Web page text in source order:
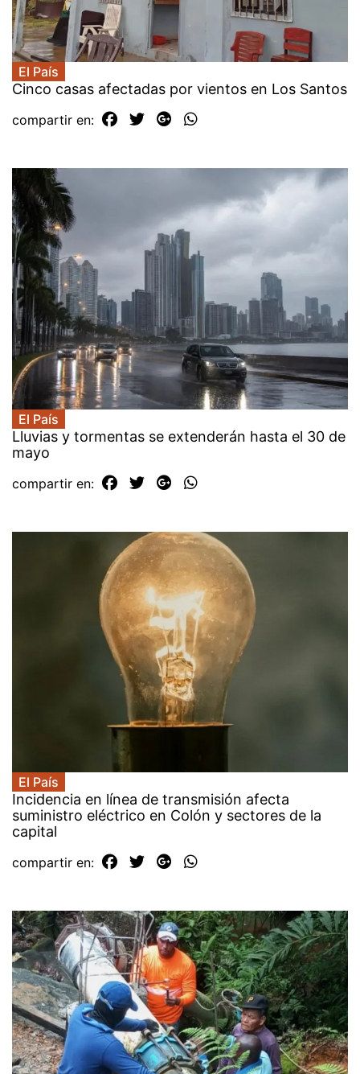
El País
Cinco casas afectadas por vientos en Los Santos
compartir en:
El País
Lluvias y tormentas se extenderán hasta el 30 de
mayo
compartir en:
El País
Incidencia en línea de transmisión afecta
suministro eléctrico en Colón y sectores de la
capital
compartir en: